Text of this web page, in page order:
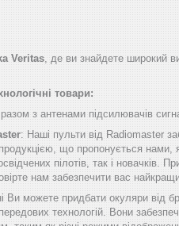
Veritas, де ви знайдете широкий
товари:
з антенами підсилювачів
: Наші пульти від Radiomaster
що пропонується нами,
пілотів, так і новачків.
нам забезпечити вас
Ви можете придбати окуляри від
технологій. Вони